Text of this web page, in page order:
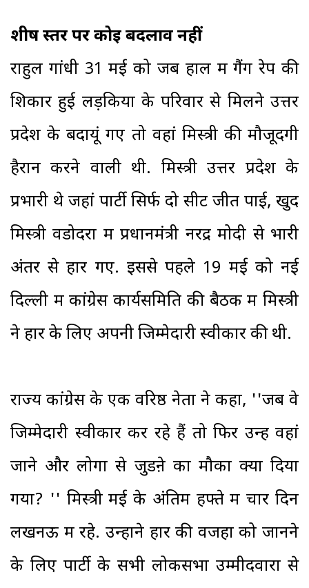
शीर्ष स्तर पर कोई बदलाव नहीं
राहुल गांधी 31 मई को जब हाल में गैंग रेप की
शिकार हुई लड़कियों के परिवार से मिलने उत्तर
प्रदेश के बदायूं गए तो वहां मिस्त्री की मौजूदगी
हैरान करने वाली थी. मिस्त्री उत्तर प्रदेश के
प्रभारी थे जहां पार्टी सिर्फ दो सीट जीत पाई, खुद
मिस्त्री वडोदरा में प्रधानमंत्री नरेंद्र मोदी से भारी
अंतर से हार गए. इससे पहले 19 मई को नई
दिल्ली में कांग्रेस कार्यसमिति की बैठक में मिस्त्री
ने हार के लिए अपनी जिम्मेदारी स्वीकार की थी.
राज्य कांग्रेस के एक वरिष्ठ नेता ने कहा, ''जब वे
जिम्मेदारी स्वीकार कर रहे हैं तो फिर उन्हें वहां
जाने और लोगों से जुडऩे का मौका क्यों दिया
गया? '' मिस्त्री मई के अंतिम हफ्ते में चार दिन
लखनऊ में रहे. उन्होंने हार की वजहों को जानने
के लिए पार्टी के सभी लोकसभा उम्मीदवारों से